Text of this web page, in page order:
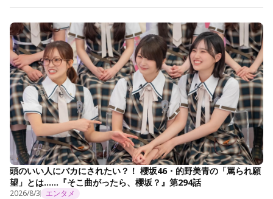
頭のいい人にバカにされたい？！ 櫻坂46・的野美青の「罵られ願
望」とは……『そこ曲がったら、櫻坂？』第294話
2026/8/3 エンタメ